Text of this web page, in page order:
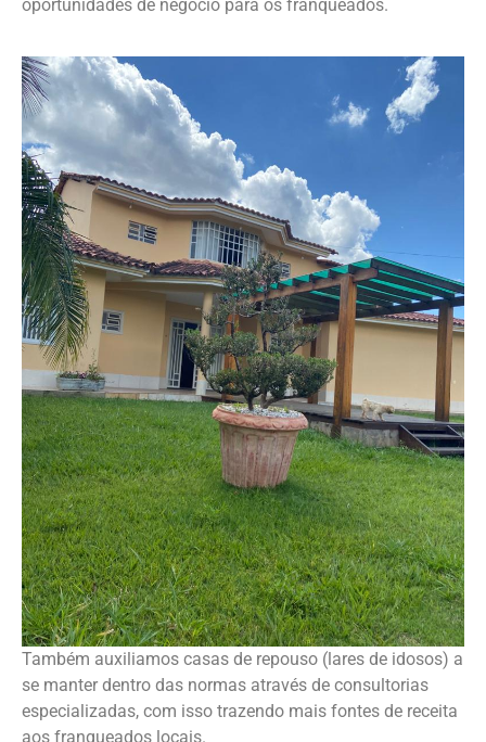
oportunidades de negócio para os franqueados.
Também auxiliamos casas de repouso (lares de idosos) a
se manter dentro das normas através de consultorias
especializadas, com isso trazendo mais fontes de receita
aos franqueados locais.